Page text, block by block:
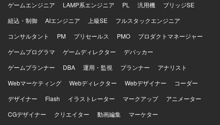
ゲームエンジニア
LAMP系エンジニア PL 汎用機
ブリッジSE
組込・制御
AIエンジニア 上級SE
フルスタックエンジニア
コンサルタント
PM プリセールス PMO
プロダクトマネージャー
ゲームプログラマ
ゲームディレクター
デバッカー
ゲームプランナー
DBA 運用・監視 プランナー
アナリスト
Webマーケティング
Webディレクター Webデザイナー
コーダー
デザイナー
Flash イラストレーター マークアップ
アニメーター
CGデザイナー
クリエイター 動画編集
マーケター